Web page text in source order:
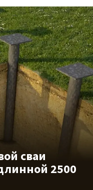
сваи
2500